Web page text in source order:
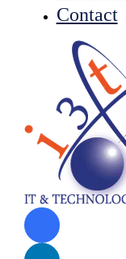
Contact